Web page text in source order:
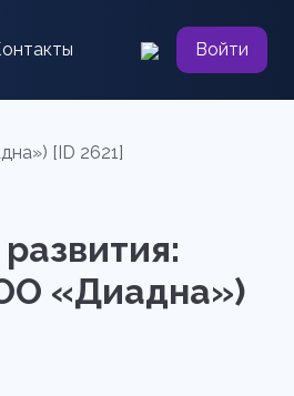
Войти
[ID 2621]
«Диадна»)